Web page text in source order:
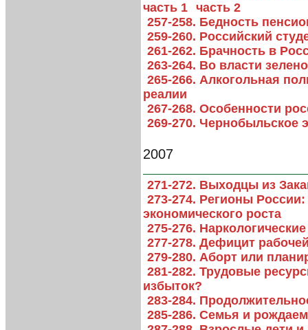
часть 1 часть 2
257-258. Бедность
259-260. Российский
261-262. Брачность в
263-264. Во власти
265-266. Алкогольная
реалии
267-268. Особенности
269-270. Чернобыльское
2007
271-272. Выходцы из
273-274. Регионы
экономического роста
275-276.
277-278. Дефицит
279-280. Аборт или
281-282. Трудовые
избыток?
283-284.
285-286. Семья и